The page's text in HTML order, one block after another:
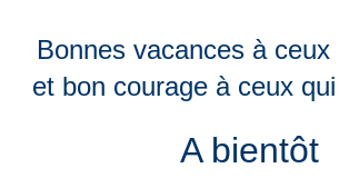
Bonnes vacances à ceux
et bon courage à ceux
A bientôt